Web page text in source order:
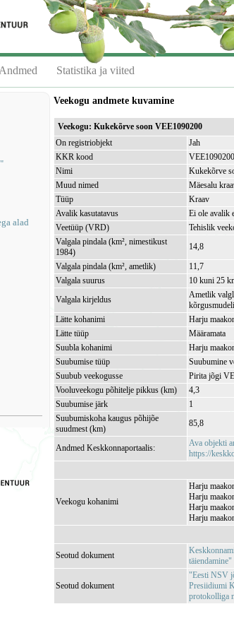
Andmed Statistika ja viited
alad
Veekogu andmete kuvamine
Veekogu: Kukekõrve soon VEE1090200
On registriobjekt
Jah
KKR kood
VEE1090200
Nimi
Kukekõrve
Muud nimed
Mäesalu
Tüüp
Kraav
Avalik kasutatavus
Ei ole avalik
Veetüüp (VRD)
Tehislik
Valgala pindala (km², nimestikust
1984)
14,8
Valgala pindala (km², ametlik)
11,7
Valgala suurus
10 kuni 25
Valgala kirjeldus
Ametlik
Lätte kohanimi
Harju
Lätte tüüp
Määramata
Suubla kohanimi
Harju
Suubumise tüüp
Suubumine
Suubub veekogusse
Pirita jõgi
Vooluveekogu põhitelje pikkus (km)
4,3
Suubumise järk
1
Suubumiskoha kaugus põhijõe
suudmest (km)
85,8
Andmed Keskkonnaportaalis:
Ava objekti
https://
Veekogu kohanimi
Harju
Harju
Harju
Harju
Seotud dokument
täiendamine"
Seotud dokument
"Eesti NSV
Presiidiumi
protokolliga